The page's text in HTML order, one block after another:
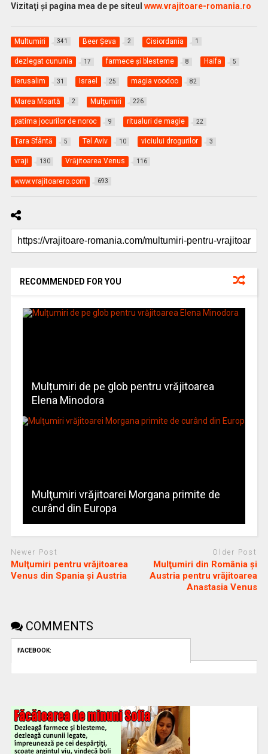
Vizitaţi şi pagina mea de pe siteul www.vrajitoare-romania.ro
Multumiri 341 Beer Șeva 2 Cisiordania 1
dezlegat cununia 17 farmece şi blesteme 8 Haifa 5
Ierusalim 31 Israel 25 magia voodoo 82
Marea Moartă 2 Mulţumiri 226
patima jocurilor de noroc 9 ritualuri de magie 22
Ţara Sfântă 5 Tel Aviv 10 viciului drogurilor 3
vraji 130 Vrăjitoarea Venus 116
www.vrajitoarero.com 693
RECOMMENDED FOR YOU
Mulțumiri de pe glob pentru vrăjitoarea
Elena Minodora
Mulţumiri vrăjitoarei Morgana primite de
curând din Europa
Newer Post
Mulţumiri pentru vrăjitoarea
Venus din Spania și Austria
Older Post
Mulţumiri din România și
Austria pentru vrăjitoarea
Anastasia Venus
COMMENTS
FACEBOOK: